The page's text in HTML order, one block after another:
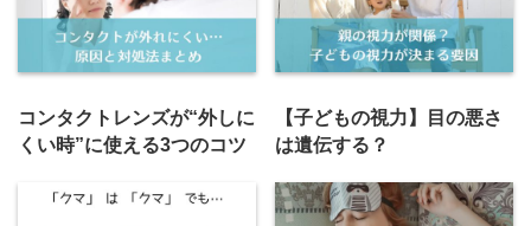
コンタクトレンズが“外しに
くい時”に使える3つのコツ
【子どもの視力】目の悪さ
は遺伝する？